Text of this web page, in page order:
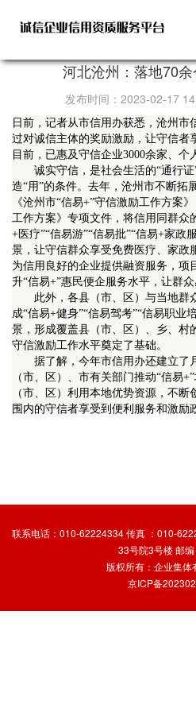
信用承诺
河北沧州：落地70
发布时间：2023-02-17
日前，记者从市信用办获悉，沧州市
过对诚信主体的奖励激励，让守信者
目前，已惠及守信企业3000余家、个
诚实守信，是社会生活的“通行证”
造“用”的条件。去年，沧州市不断拓
《沧州市“信易+”守信激励工作方案
工作方案》专项文件，将信用同群众
+医疗”“信易游”“信易批”“信易+家政
景，让守信群众享受免费医疗、家政
为信用良好的企业提供融资服务，项
升“信易+”惠民便企服务水平，让群众
此外，各县（市、区）与当地群
成“信易+健身”“信易驾考”“信易职业
景，形成覆盖县（市、区）、乡、村
守信激励工作水平奠定了基础。
据了解，今年市信用办还建立了
（市、区）、市有关部门推动“信易
（市、区）利用本地优势资源，不
围内的守信者享受到便利服务和激励
联系电话：010-62224334 传真 ：010-
33号院3号楼 邮
版权所有：企业集体
京ICP备